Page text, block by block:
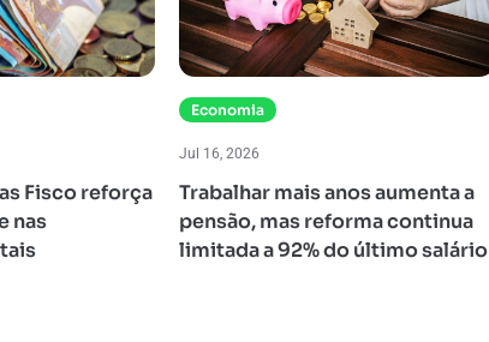
Fisco reforça
nas
Economia
Jul 16, 2026
Trabalhar mais anos aumenta a
pensão, mas reforma continua
limitada a 92% do último salário